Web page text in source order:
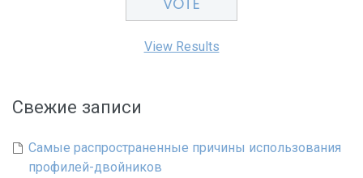
View Results
Свежие записи
Самые распространенные причины использования
профилей-двойников